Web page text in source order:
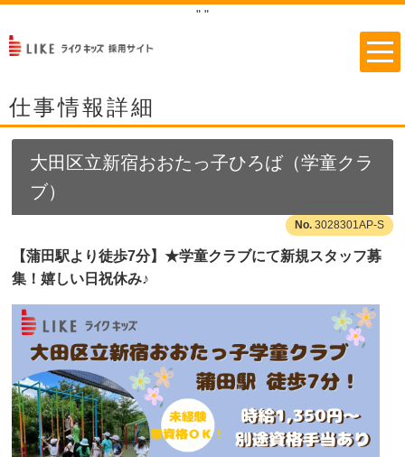
" "
仕事情報詳細
大田区立新宿おおたっ子ひろば（学童クラ
ブ）
3028301AP-S
【蒲田駅より徒歩7分】★学童クラブにて新規スタッフ募
集！嬉しい日祝休み♪